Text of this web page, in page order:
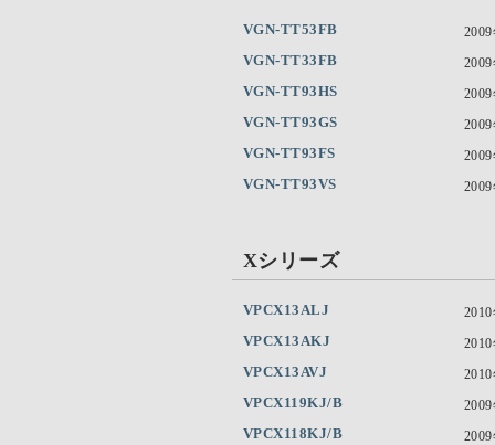
VGN-TT53FB
VGN-TT33FB
VGN-TT93HS
VGN-TT93GS
VGN-TT93FS
VGN-TT93VS
Xシリーズ
VPCX13ALJ
VPCX13AKJ
VPCX13AVJ
VPCX119KJ/B
VPCX118KJ/B